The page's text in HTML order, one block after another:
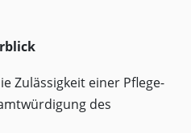
Zulässigkeit einer Pflege-
des